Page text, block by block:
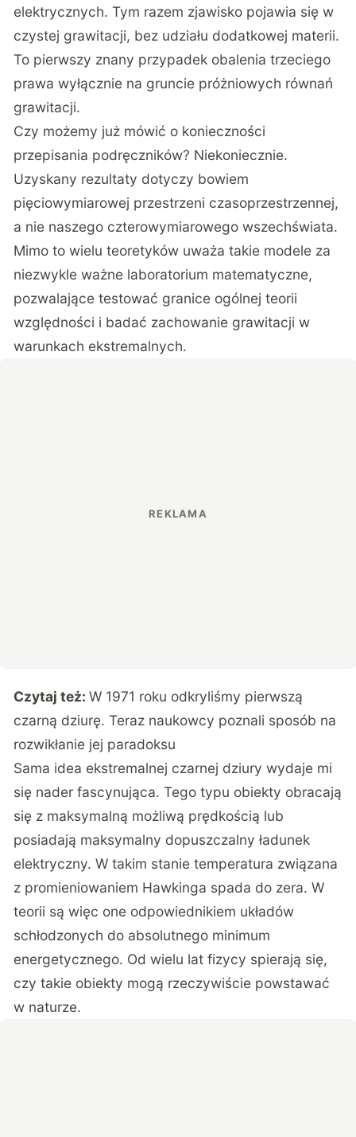
elektrycznych. Tym razem zjawisko pojawia się w
czystej grawitacji, bez udziału dodatkowej materii.
To pierwszy znany przypadek obalenia trzeciego
prawa wyłącznie na gruncie próżniowych równań
grawitacji.
Czy możemy już mówić o konieczności
przepisania podręczników? Niekoniecznie.
Uzyskany rezultaty dotyczy bowiem
pięciowymiarowej przestrzeni czasoprzestrzennej,
a nie naszego czterowymiarowego wszechświata.
Mimo to wielu teoretyków uważa takie modele za
niezwykle ważne laboratorium matematyczne,
pozwalające testować granice ogólnej teorii
względności i badać zachowanie grawitacji w
warunkach ekstremalnych.
Czytaj też:W 1971 roku odkryliśmy pierwszą
czarną dziurę. Teraz naukowcy poznali sposób na
rozwikłanie jej paradoksu
Sama idea ekstremalnej czarnej dziury wydaje mi
się nader fascynująca. Tego typu obiekty obracają
się z maksymalną możliwą prędkością lub
posiadają maksymalny dopuszczalny ładunek
elektryczny. W takim stanie temperatura związana
z promieniowaniem Hawkinga spada do zera. W
teorii są więc one odpowiednikiem układów
schłodzonych do absolutnego minimum
energetycznego. Od wielu lat fizycy spierają się,
czy takie obiekty mogą rzeczywiście powstawać
w naturze.